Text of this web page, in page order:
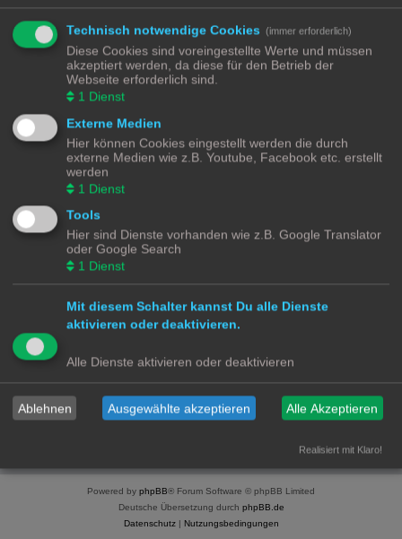
benutzen.
Bestehenden Usern bleibt es leider nicht erspart, sich auf der neuen
Platform neu anzumelden.
Das Forum hier, bleibt selbstverständlich Online. Ich würde versuchen
einiges händisch zu migrieren.
Da fallen mir die Rubriken "Template Sammlungen" oder "Best Practice
Automatisierungen" ein.
SmartHome for Dummies Discourse Platform.
Du musst registriert und angemeldet sein, um Profile
anzuschauen.
Benutzername:
Ich habe mein Passwort vergessen
Angemeldet bleiben
Powered by phpBB® Forum Software © phpBB Limited
Deutsche Übersetzung durch phpBB.de
Datenschutz| Nutzungsbedingungen
Technisch notwendige Cookies (immer erforderlich)
Diese Cookies sind voreingestellte Werte und müssen
akzeptiert werden, da diese für den Betrieb der
Webseite erforderlich sind.
1 Dienst
Externe Medien
Hier können Cookies eingestellt werden die durch
externe Medien wie z.B. Youtube, Facebook etc. erstellt
werden
1 Dienst
Tools
Hier sind Dienste vorhanden wie z.B. Google Translator
oder Google Search
1 Dienst
Mit diesem Schalter kannst Du alle Dienste
aktivieren oder deaktivieren.
Alle Dienste aktivieren oder deaktivieren
Ablehnen Ausgewählte akzeptieren Alle Akzeptieren
Realisiert mit Klaro!